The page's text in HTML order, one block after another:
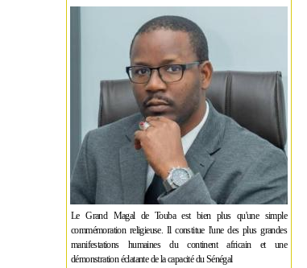
Le Grand Magal de Touba est bien plus qu'une simple
commémoration religieuse. Il constitue l'une des plus grandes
manifestations humaines du continent africain et une
démonstration éclatante de la capacité du Sénégal